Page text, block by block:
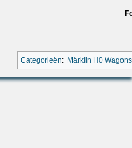
Categorieën: Märklin H0 Wagons